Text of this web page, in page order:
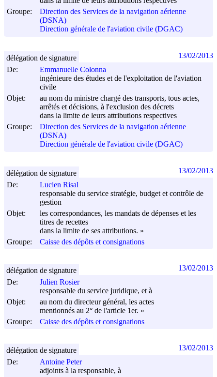
Groupe:
Direction des Services de la navigation aérienne
(DSNA)
Direction générale de l'aviation civile (DGAC)
De:
Emmanuelle Colonna
ingénieure des études et de l'exploitation de l'aviation
civile
Objet:
au nom du ministre chargé des transports, tous actes,
arrêtés et décisions, à l'exclusion des décrets
dans la limite de leurs attributions respectives
Groupe:
Direction des Services de la navigation aérienne
(DSNA)
Direction générale de l'aviation civile (DGAC)
délégation de signature 13/02/2013
De:
Lucien Risal
responsable du service stratégie, budget et contrôle de
gestion
Objet:
les correspondances, les mandats de dépenses et les
titres de recettes
dans la limite de ses attributions. »
Groupe:
Caisse des dépôts et consignations
délégation de signature 13/02/2013
De:
Julien Rosier
responsable du service juridique, et à
Objet:
au nom du directeur général, les actes
mentionnés au 2° de l'article 1er. »
Groupe:
Caisse des dépôts et consignations
délégation de signature 13/02/2013
De:
Antoine Peter
adjoints à la responsable, à
délégation de signature 13/02/2013